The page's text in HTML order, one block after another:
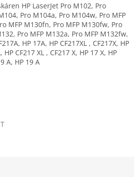
HP LaserJet Pro M102, Pro
Pro M104a, Pro M104w, Pro MFP
MFP M130fn, Pro MFP M130fw, Pro
Pro MFP M132a, Pro MFP M132fw,
HP 17A, HP CF217XL , CF217X, HP
HP CF217 XL , CF217 X, HP 17 X, HP
A, HP 19 A